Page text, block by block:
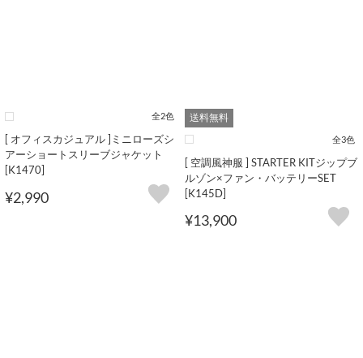
全2色
[ オフィスカジュアル ]ミニローズシ
アーショートスリーブジャケット
[K1470]
¥2,990
送料無料
全3色
[ 空調風神服 ] STARTER KITジップブ
ルゾン×ファン・バッテリーSET
[K145D]
¥13,900